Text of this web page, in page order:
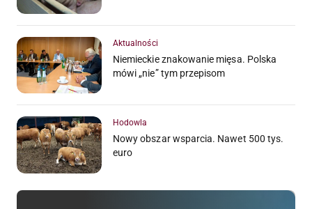
Aktualności
Niemieckie znakowanie mięsa. Polska
mówi „nie” tym przepisom
Hodowla
Nowy obszar wsparcia. Nawet 500 tys.
euro